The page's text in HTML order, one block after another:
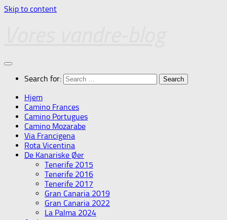
Skip to content
Search for:
Hjem
Camino Frances
Camino Portugues
Camino Mozarabe
Via Francigena
Rota Vicentina
De Kanariske Øer
Tenerife 2015
Tenerife 2016
Tenerife 2017
Gran Canaria 2019
Gran Canaria 2022
La Palma 2024